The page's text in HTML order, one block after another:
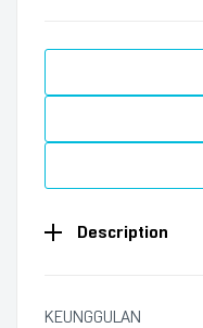
Description
KEUNGGULAN